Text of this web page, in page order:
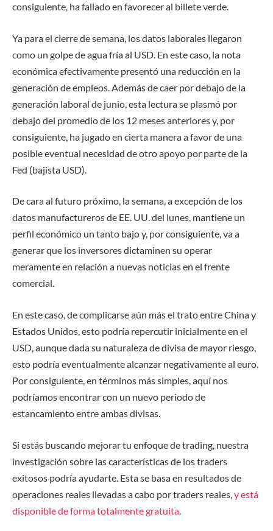
consiguiente, ha fallado en favorecer al billete verde.
Ya para el cierre de semana, los datos laborales llegaron
como un golpe de agua fría al USD. En este caso, la nota
económica efectivamente presentó una reducción en la
generación de empleos. Además de caer por debajo de la
generación laboral de junio, esta lectura se plasmó por
debajo del promedio de los 12 meses anteriores y, por
consiguiente, ha jugado en cierta manera a favor de una
posible eventual necesidad de otro apoyo por parte de la
Fed (bajista USD).
De cara al futuro próximo, la semana, a excepción de los
datos manufactureros de EE. UU. del lunes, mantiene un
perfil económico un tanto bajo y, por consiguiente, va a
generar que los inversores dictaminen su operar
meramente en relación a nuevas noticias en el frente
comercial.
En este caso, de complicarse aún más el trato entre China y
Estados Unidos, esto podría repercutir inicialmente en el
USD, aunque dada su naturaleza de divisa de mayor riesgo,
esto podría eventualmente alcanzar negativamente al euro.
Por consiguiente, en términos más simples, aquí nos
podríamos encontrar con un nuevo periodo de
estancamiento entre ambas divisas.
Si estás buscando mejorar tu enfoque de trading, nuestra
investigación sobre las características de los traders
exitosos podría ayudarte. Esta se basa en resultados de
operaciones reales llevadas a cabo por traders reales, y está
disponible de forma totalmente gratuita